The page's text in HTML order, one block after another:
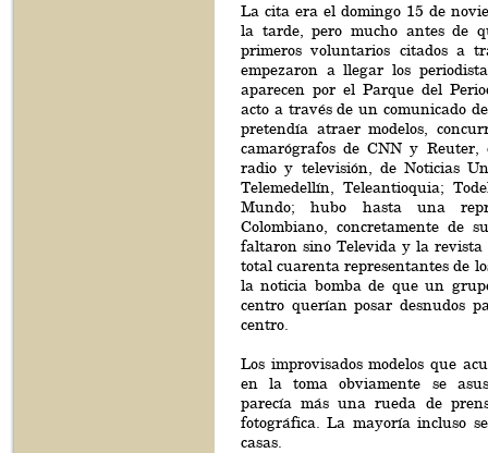
La cita era el domingo 15 de
la tarde, pero mucho antes de
primeros voluntarios citados a
empezaron a llegar los
aparecen por el Parque del
acto a través de un comunicado
pretendía atraer modelos,
camarógrafos de CNN y Reuter,
radio y televisión, de Noticias
Telemedellín, Teleantioquia;
Mundo; hubo hasta una
Colombiano, concretamente de
faltaron sino Televida y la revista
total cuarenta representantes de
la noticia bomba de que un
centro querían posar desnudos
centro.
Los improvisados modelos que
en la toma obviamente se
parecía más una rueda de
fotográfica. La mayoría incluso
casas.